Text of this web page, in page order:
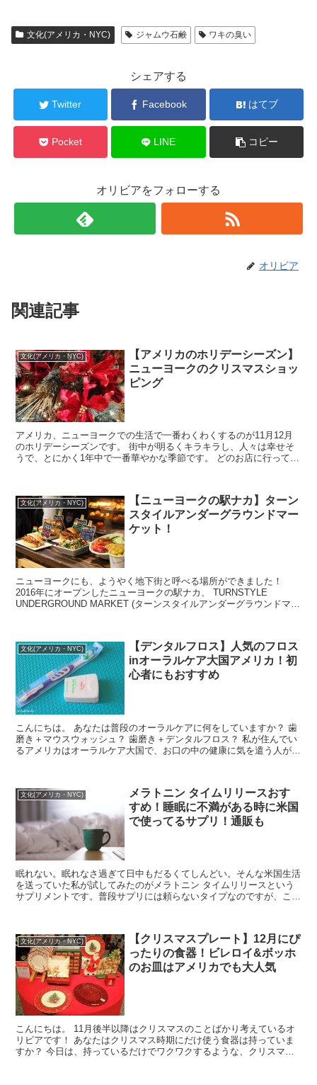
文化(アメリカ・NYC) ジャムウ石鹸 ワキの臭い
シェアする
Twitter Facebook はてブ
Pocket LINE コピー
オリビアをフォローする
オリビア
関連記事
文化(アメリカ・NYC)
【アメリカのホリデーシーズン】
ニューヨークのクリスマスショッ
ピング
アメリカ、ニューヨークでの生活で一番わくわくするのが11月12月
のホリデーシーズンです。 街中が明るくキラキラし、人々は幸せそ
うで、とにかく1年中で一番華やかな季節です。 どのお店に行っても
文化(アメリカ・NYC)
【ニューヨークの駅ナカ】ターン
スタイルアンダーグラウンドマー
ケット！
ニューヨークにも、ようやく地下街と呼べる場所ができました！
2016年にオープンしたニューヨークの駅ナカ、 TURNSTYLE
UNDERGROUND MARKET (ターンスタイルアンダーグラウンドマー
文化(アメリカ・NYC)
【デンタルフロス】人気のフロス
inオーラルケア大国アメリカ！初
心者にもおすすめ
こんにちは。 あなたは普段のオーラルケアに何をしていますか？ 歯
磨き＋マウスウォッシュ？ 歯磨き＋デンタルフロス？ 私が住んでい
るアメリカはオーラルケア大国で、お口の中の健康に気を遣う人がす
文化(アメリカ・NYC)
メラトニン タイムリリースおす
すめ！睡眠に不満がある時に米国
で使ってるサプリ！通販も
眠れない。眠れなさ過ぎて日中もだるくてしんどい。そんな米国生活
を送っていた私が試してみたのがメラトニン タイムリリースという
サプリメントです。普段サプリには頼らないタイプなのですが、これ
文化(アメリカ・NYC)
【クリスマスプレート】12月にぴ
ったりの食器！ビレロイ&ボッホ
のお皿はアメリカでも大人気
こんにちは。 11月後半以降はクリスマスのことばかり考えているオ
リビアです！ あなたはクリスマス時期にだけ使う食器は持っていま
すか？ 今日は、持っているだけでワクワクするような、クリスマス